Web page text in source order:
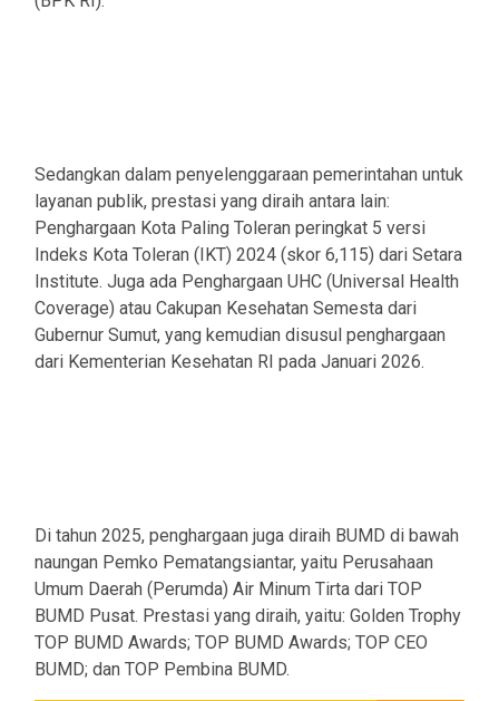
Sedangkan dalam penyelenggaraan pemerintahan untuk
layanan publik, prestasi yang diraih antara lain:
Penghargaan Kota Paling Toleran peringkat 5 versi
Indeks Kota Toleran (IKT) 2024 (skor 6,115) dari Setara
Institute. Juga ada Penghargaan UHC (Universal Health
Coverage) atau Cakupan Kesehatan Semesta dari
Gubernur Sumut, yang kemudian disusul penghargaan
dari Kementerian Kesehatan RI pada Januari 2026.
Di tahun 2025, penghargaan juga diraih BUMD di bawah
naungan Pemko Pematangsiantar, yaitu Perusahaan
Umum Daerah (Perumda) Air Minum Tirta dari TOP
BUMD Pusat. Prestasi yang diraih, yaitu: Golden Trophy
TOP BUMD Awards; TOP BUMD Awards; TOP CEO
BUMD; dan TOP Pembina BUMD.